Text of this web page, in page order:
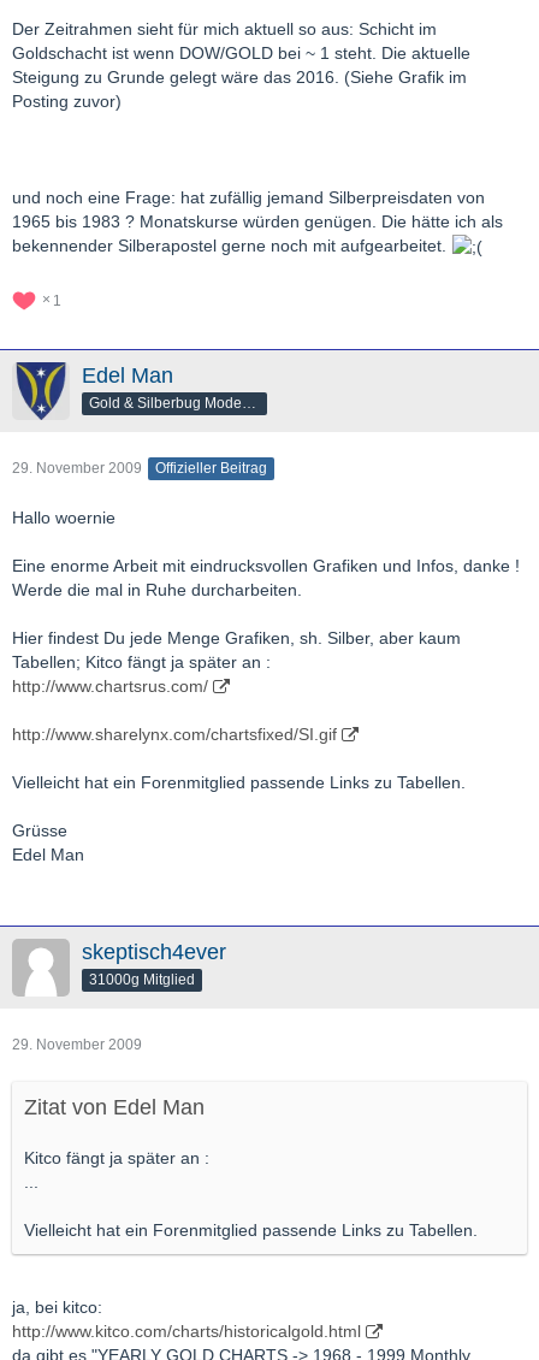
Der Zeitrahmen sieht für mich aktuell so aus: Schicht im
Goldschacht ist wenn DOW/GOLD bei ~ 1 steht. Die aktuelle
Steigung zu Grunde gelegt wäre das 2016. (Siehe Grafik im
Posting zuvor)
und noch eine Frage: hat zufällig jemand Silberpreisdaten von
1965 bis 1983 ? Monatskurse würden genügen. Die hätte ich als
bekennender Silberapostel gerne noch mit aufgearbeitet.
1
Edel Man
29. November 2009 Offizieller Beitrag
Hallo woernie
Eine enorme Arbeit mit eindrucksvollen Grafiken und Infos, danke !
Werde die mal in Ruhe durcharbeiten.
Hier findest Du jede Menge Grafiken, sh. Silber, aber kaum
Tabellen; Kitco fängt ja später an :
http://www.chartsrus.com/
http://www.sharelynx.com/chartsfixed/SI.gif
Vielleicht hat ein Forenmitglied passende Links zu Tabellen.
Grüsse
Edel Man
skeptisch4ever
31000g Mitglied
29. November 2009
Zitat von Edel Man
Kitco fängt ja später an :
Vielleicht hat ein Forenmitglied passende Links zu Tabellen.
ja, bei kitco:
http://www.kitco.com/charts/historicalgold.html
da gibt es "YEARLY GOLD CHARTS -> 1968 - 1999 Monthly